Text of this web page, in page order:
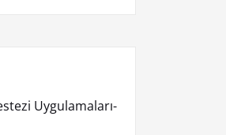
Uygulamaları-